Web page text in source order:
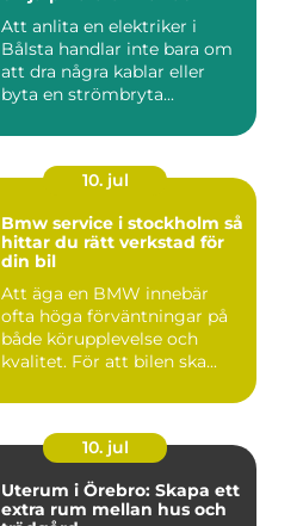
Att anlita en elektriker i
Bålsta handlar inte bara om
att dra några kablar eller
byta en strömbryta...
10. jul
Bmw service i stockholm så
hittar du rätt verkstad för
din bil
Att äga en BMW innebär
ofta höga förväntningar på
både körupplevelse och
kvalitet. För att bilen ska...
10. jul
Uterum i Örebro: Skapa ett
extra rum mellan hus och